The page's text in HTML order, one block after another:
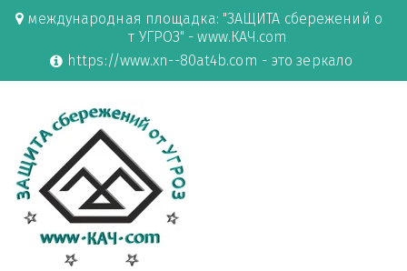
международная площадка: "ЗАЩИТА сбережений о
т УГРОЗ" - www.КАЧ.com
https://www.xn--80at4b.com - это зеркало